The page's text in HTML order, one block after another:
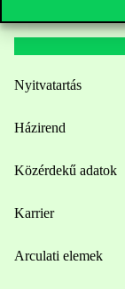
Nyitvatartás
Házirend
Közérdekű adatok
Karrier
Arculati elemek